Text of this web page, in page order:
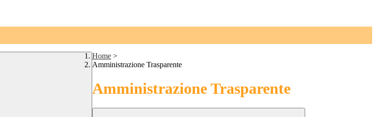
Home >
Amministrazione Trasparente
Amministrazione Trasparente